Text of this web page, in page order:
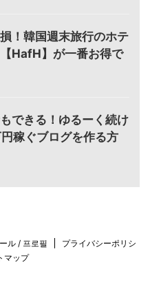
！韓国週末旅行のホテ
HafH】が一番お得で
できる！ゆるーく続け
稼ぐブログを作る方
ル / 프로필
プライバシーポリシ
マップ